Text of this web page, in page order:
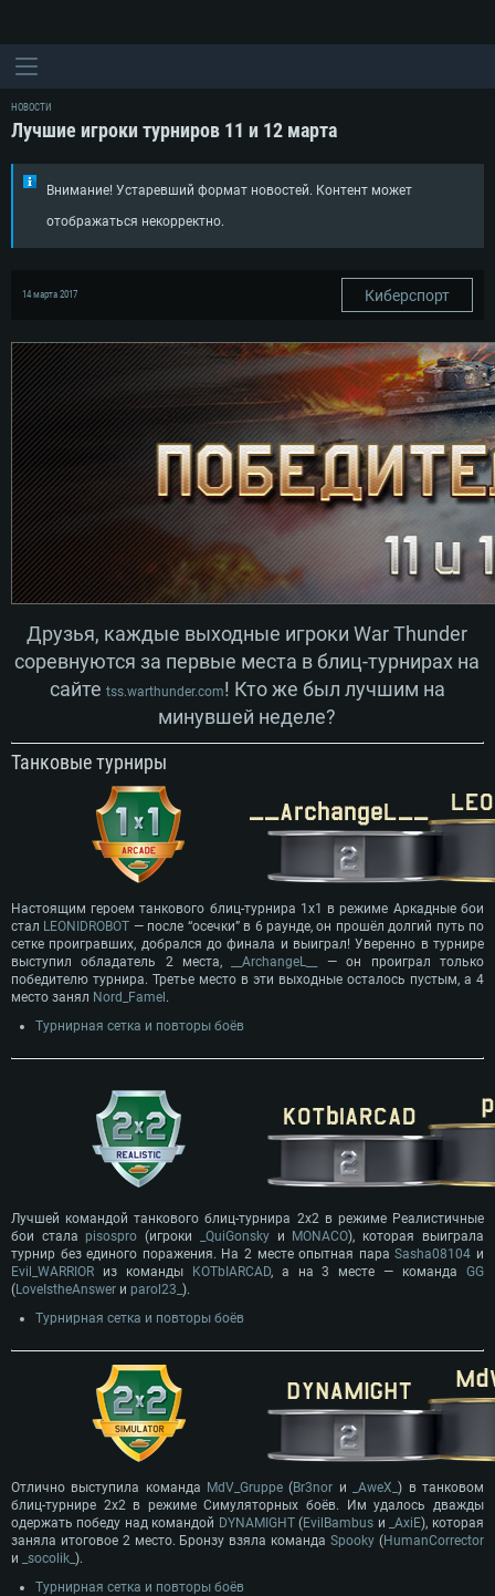
НОВОСТИ
Лучшие игроки турниров 11 и 12 марта
Внимание! Устаревший формат новостей. Контент может
отображаться некорректно.
14 марта 2017 Киберспорт
Друзья, каждые выходные игроки War Thunder
соревнуются за первые места в блиц-турнирах на
сайте tss.warthunder.com! Кто же был лучшим на
минувшей неделе?
Танковые турниры
Настоящим героем танкового блиц-турнира 1х1 в режиме Аркадные бои
стал LEONIDROBOT — после “осечки” в 6 раунде, он прошёл долгий путь по
сетке проигравших, добрался до финала и выиграл! Уверенно в турнире
выступил обладатель 2 места,
__ArchangeL__
— он проиграл только
победителю турнира. Третье место в эти выходные осталось пустым, а 4
место занял Nord_Famel.
Турнирная сетка и повторы боёв
Лучшей командой танкового блиц-турнира 2х2 в режиме Реалистичные
бои стала pisospro (игроки _QuiGonsky и MONACO), которая выиграла
турнир без единого поражения. На 2 месте опытная параSasha08104 и
Evil_WARRIOR из команды KOTbIARCAD, а на 3 месте — командаGG
(LoveIstheAnswer и parol23_ ).
Турнирная сетка и повторы боёв
Отлично выступила команда MdV_Gruppe (Br3nor и _AweX_) в танковом
блиц-турнире 2х2 в режиме Симуляторных боёв. Им удалось дважды
одержать победу над командой DYNAMIGHT (EvilBambus и _AxiE), которая
заняла итоговое 2 место. Бронзу взяла командаSpooky (HumanCorrector
и
_socolik_ ).
Турнирная сетка и повторы боёв